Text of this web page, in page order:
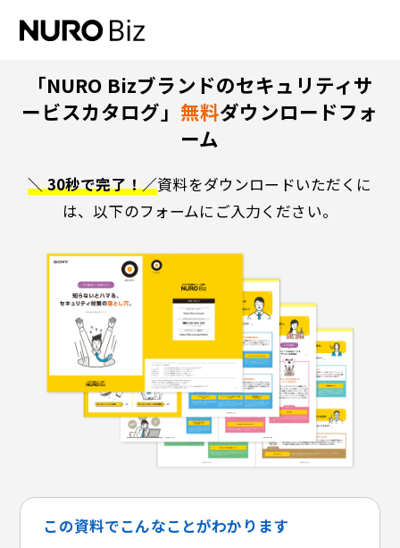
「NURO Bizブランドのセキュリティサ
ービスカタログ」 無料ダウンロードフォ
ーム
＼ 30秒で完了！／資料をダウンロードいただくに
は、以下のフォームにご入力ください。
この資料でこんなことがわかります